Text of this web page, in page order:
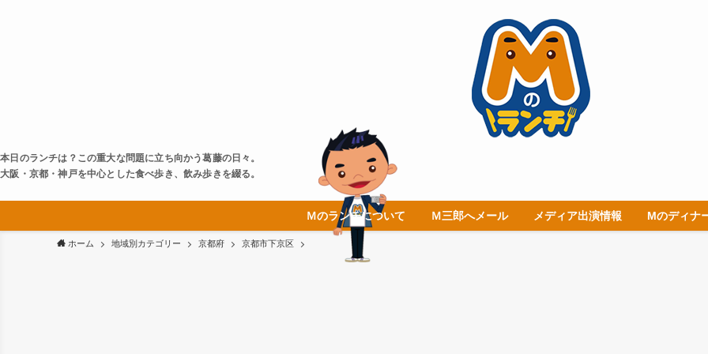
本日のランチは？この重大な問題に立ち向かう葛藤の日々。
大阪・京都・神戸を中心とした食べ歩き、飲み歩きを綴る。
Ｍのランチについて Ｍ三郎へメール メディア出演情報 Mのディナ
ホーム 地域別カテゴリー 京都府 京都市下京区